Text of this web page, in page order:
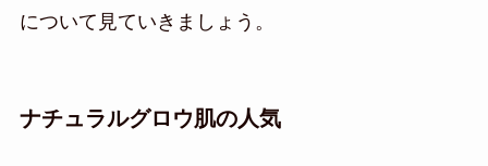
について見ていきましょう。
ナチュラルグロウ肌の人気